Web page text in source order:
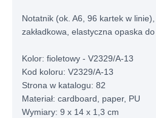
Notatnik (ok. A6, 96 kartek w
zakładkowa, elastyczna opaska
Kolor: fioletowy - V2329/A-13
Kod koloru: V2329/A-13
Strona w katalogu: 82
Materiał: cardboard, paper, PU
Wymiary: 9 x 14 x 1,3 cm